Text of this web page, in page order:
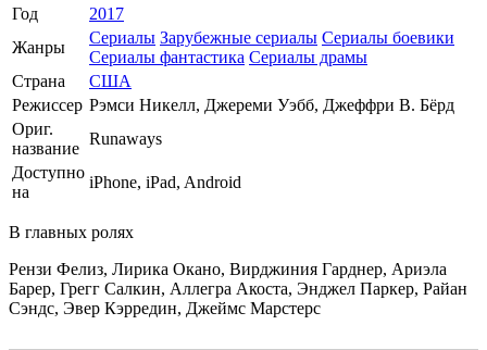
Год
2017
Жанры
Сериалы Зарубежные сериалы Сериалы боевики
Сериалы фантастика Сериалы драмы
Страна
США
Режиссер Рэмси Никелл, Джереми Уэбб, Джеффри В. Бёрд
Ориг.
название
Runaways
Доступно
на
iPhone, iPad, Android
В главных ролях
Рензи Фелиз, Лирика Окано, Вирджиния Гарднер, Ариэла
Барер, Грегг Салкин, Аллегра Акоста, Энджел Паркер, Райан
Сэндс, Эвер Кэрредин, Джеймс Марстерс